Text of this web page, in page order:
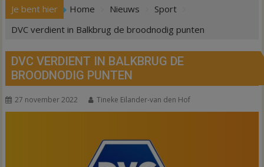
Je bent hier Home Nieuws
Sport
DVC verdient in Balkbrug de broodnodig punten
DVC VERDIENT IN BALKBRUG DE
BROODNODIG PUNTEN
27 november 2022 Tineke Eilander-van den Hof